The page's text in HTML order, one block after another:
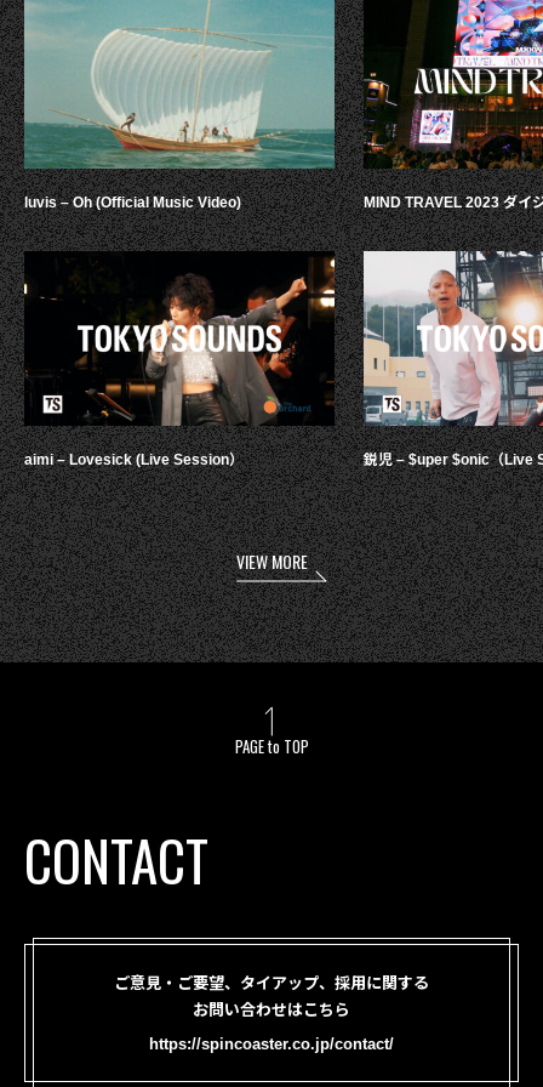
luvis – Oh (Official Music Video)
aimi – Lovesick (Live Session）
MIND TRAVEL 2023 ダイ
鋭児 – $uper $onic（Live
VIEW MORE
PAGE to TOP
CONTACT
ご意見・ご要望、タイアップ、採用に関する
お問い合わせはこちら
https://spincoaster.co.jp/contact/